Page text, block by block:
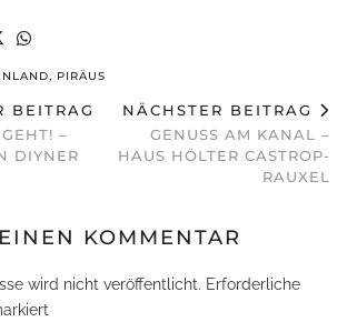
, PIRÄUS
BEITRAG
–
DIYNER
NÄCHSTER BEITRAG
GENUSS AM KANAL –
HAUS HÖLTER CASTROP-
RAUXEL
KOMMENTAR
wird nicht veröffentlicht. Erforderliche